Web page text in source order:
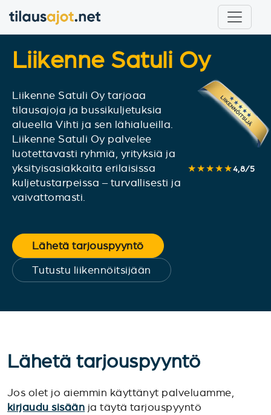
Liikenne Satuli Oy
Liikenne Satuli Oy tarjoaa
tilausajoja ja bussikuljetuksia
alueella Vihti ja sen lähialueilla.
Liikenne Satuli Oy palvelee
luotettavasti ryhmiä, yrityksiä ja
yksityisasiakkaita erilaisissa
kuljetustarpeissa – turvallisesti ja
vaivattomasti.
★★★★★4,8/5
Lähetä tarjouspyyntö
Tutustu liikennöitsijään
Lähetä tarjouspyyntö
Jos olet jo aiemmin käyttänyt palveluamme,
kirjaudu sisään ja täytä tarjouspyyntö